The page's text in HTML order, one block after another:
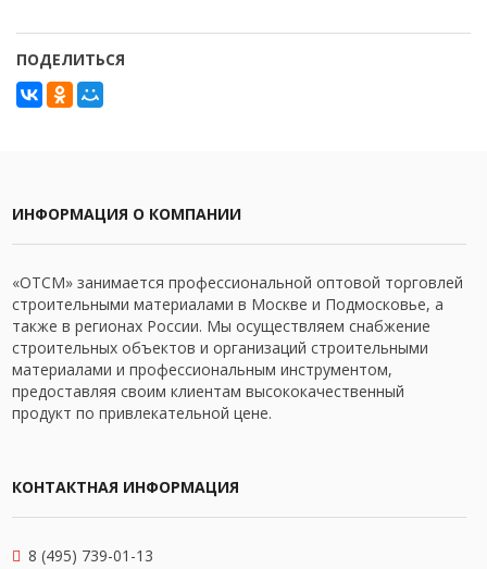
ПОДЕЛИТЬСЯ
ИНФОРМАЦИЯ О КОМПАНИИ
«ОТСМ» занимается профессиональной оптовой торговлей
строительными материалами в Москве и Подмосковье, а
также в регионах России. Мы осуществляем снабжение
строительных объектов и организаций строительными
материалами и профессиональным инструментом,
предоставляя своим клиентам высококачественный
продукт по привлекательной цене.
КОНТАКТНАЯ ИНФОРМАЦИЯ
8 (495) 739-01-13